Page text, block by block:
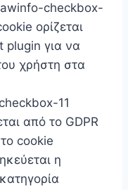
checkbox-
ορίζεται
plugin για να
χρήστη στα
11
από το GDPR
cookie
η